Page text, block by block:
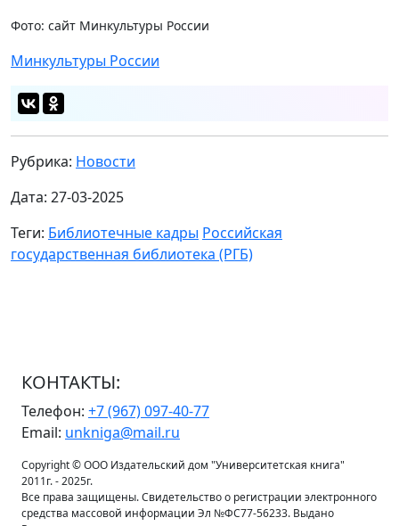
Фото: сайт Минкультуры России
Минкультуры России
Рубрика: Новости
Дата: 27-03-2025
Теги: Библиотечные кадры Российская
государственная библиотека (РГБ)
КОНТАКТЫ:
Телефон: +7 (967) 097-40-77
Email: unkniga@mail.ru
Copyright © ООО Издательский дом "Университетская книга"
2011г. - 2025г.
Все права защищены. Свидетельство о регистрации электронного
средства массовой информации Эл №ФС77-56233. Выдано